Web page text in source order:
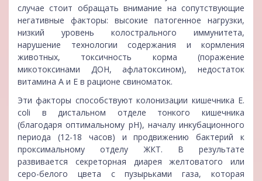
случае стоит обращать внимание на сопутствующие
негативные факторы: высокие патогенное нагрузки,
низкий уровень колострального иммунитета,
нарушение технологии содержания и кормления
животных, токсичность корма (поражение
микотоксинами ДОН, афлатоксином), недостаток
витамина А и Е в рационе свиноматок.
Эти факторы способствуют колонизации кишечника E.
coli в дистальном отделе тонкого кишечника
(благодаря оптимальному рН), началу инкубационного
периода (12-18 часов) и продвижению бактерий к
проксимальному отделу ЖКТ. В результате
развивается секреторная диарея желтоватого или
серо-белого цвета с пузырьками газа, которая